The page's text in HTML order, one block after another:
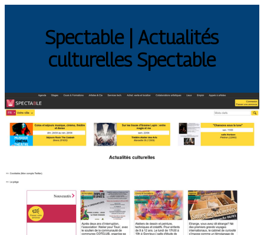
Spectable | Actualités
culturelles Spectable